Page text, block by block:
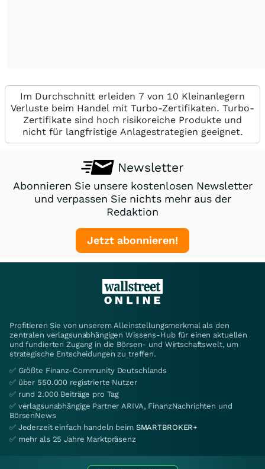
Im Durchschnitt erleiden 7 von 10 Kleinanlegern
Verluste beim Handel mit Turbo-Zertifikaten. Turbo-
Zertifikate sind hoch risikoreiche Produkte und
nicht für langfristige Anlagestrategien geeignet.
Newsletter
Abonnieren Sie unsere kostenlosen Newsletter
und verpassen Sie nichts mehr aus der
Redaktion
Jetzt abonnieren!
Profitieren Sie von unserem Alleinstellungsmerkmal als den
zentralen verlagsunabhängigen Wissens-Hub für einen aktuellen
und fundierten Zugang in die Börsen- und Wirtschaftswelt, um
strategische Entscheidungen zu treffen.
✅ Größte Finanz-Community Deutschlands
✅ über 550.000 registrierte Nutzer
✅ rund 2.000 Beiträge pro Tag
✅ verlagsunabhängige Partner ARIVA, FinanzNachrichten und
BörsenNews
✅ Jederzeit einfach handeln beim SMARTBROKER+
✅ mehr als 25 Jahre Marktpräsenz